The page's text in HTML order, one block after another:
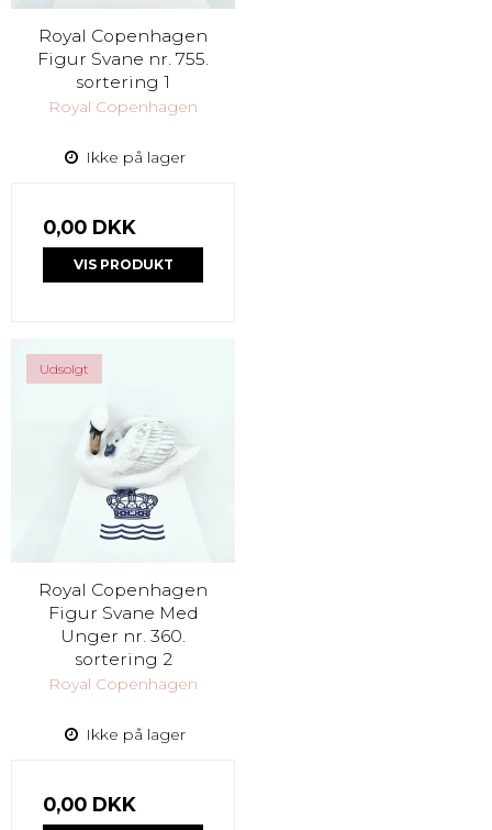
Royal Copenhagen
Figur Svane nr. 755.
sortering 1
Royal Copenhagen
Ikke på lager
0,00 DKK
VIS PRODUKT
Udsolgt
Royal Copenhagen
Figur Svane Med
Unger nr. 360.
sortering 2
Royal Copenhagen
Ikke på lager
0,00 DKK